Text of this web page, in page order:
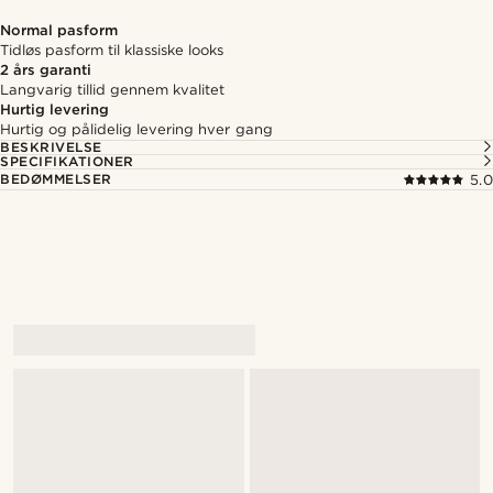
Normal pasform
Tidløs pasform til klassiske looks
2 års garanti
Langvarig tillid gennem kvalitet
Hurtig levering
Hurtig og pålidelig levering hver gang
BESKRIVELSE
SPECIFIKATIONER
BEDØMMELSER
5.0